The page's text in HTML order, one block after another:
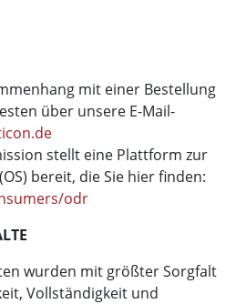
mit einer Bestellung
über unsere E-Mail-
stellt eine Plattform zur
bereit, die Sie hier finden:
odr
wurden mit größter Sorgfalt
Vollständigkeit und